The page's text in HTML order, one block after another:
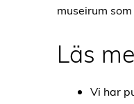
museirum
Läs
Vi har